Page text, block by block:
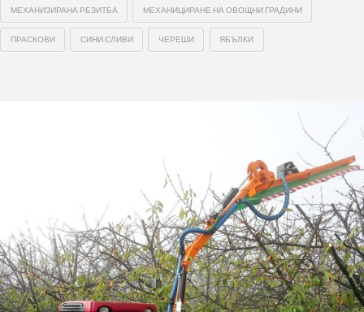
МЕХАНИЗИРАНА РЕЗИТБА МЕХАНИЦИРАНЕ НА ОВОЩНИ ГРАДИНИ
ПРАСКОВИ СИНИ СЛИВИ ЧЕРЕШИ ЯБЪЛКИ